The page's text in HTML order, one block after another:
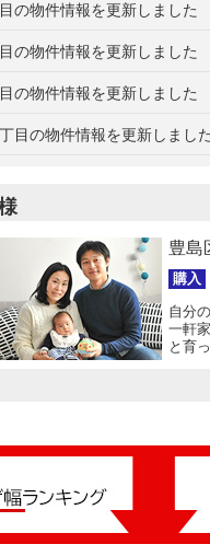
の物件情報を更新しました
の物件情報を更新しました
の物件情報を更新しました
目の物件情報を更新しました
豊島
購入
自分
一軒
と育